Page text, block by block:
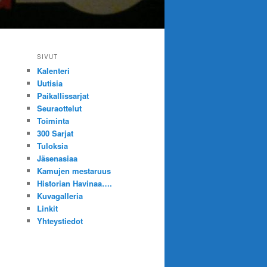
SIVUT
Kalenteri
Uutisia
Paikallissarjat
Seuraottelut
Toiminta
300 Sarjat
Tuloksia
Jäsenasiaa
Kamujen mestaruus
Historian Havinaa….
Kuvagalleria
Linkit
Yhteystiedot